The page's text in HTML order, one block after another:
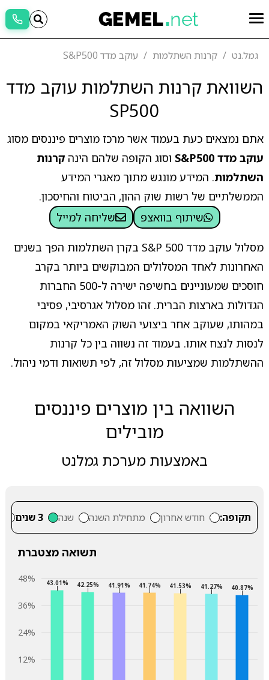
גמל.נט קרנות השתלמות עוקב מדד S&P500
השוואת קרנות השתלמות עוקב מדד
SP500
אתם נמצאים כעת בעמוד אשר מרכז מוצרים פיננסים מסוג
עוקב מדד S&P500
וסוג הקופה שלהם הינה קרנות
השתלמות. המידע מונגש מתוך מאגרי המידע
הממשלתיים של רשות שוק ההון, הביטוח והחיסכון.
שיתוף בוואצפ
שליחה למייל
מסלול עוקב מדד S&P 500 בקרן השתלמות הפך בשנים
האחרונות לאחד המסלולים המבוקשים ביותר בקרב
חוסכים שמעוניינים בחשיפה ישירה ל-500 החברות
הגדולות בארצות הברית. זהו מסלול אגרסיבי, פסיבי
במהותו, שעוקב אחר ביצועי השוק האמריקאי במקום
לנסות לנצח אותו. בעמוד זה נשווה בין כל קרנות
ההשתלמות שמציעות מסלול זה, לפי תשואות ודמי ניהול.
השוואה בין מוצרים פיננסים
מובילים
באמצעות מערכת גמלנט
תקופה: חודש אחרון מתחילת השנה שנה 3 שנים
תשואה מצטברת
12%
24%
36%
48% 43.01% 42.25% 41.91% 41.74% 41.53% 41.27% 40.87%